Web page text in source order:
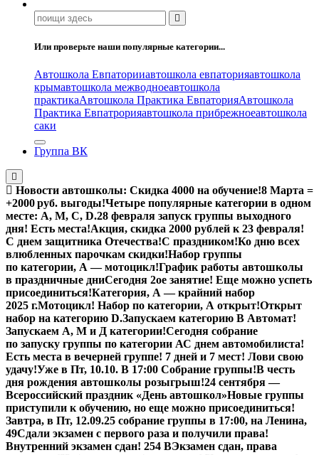
Поиск:
Или проверьте наши популярные категории...
Автошкола Евпаторииавтошкола евпаторияавтошкола
крымавтошкола межводноеавтошкола
практикаАвтошкола Практика ЕвпаторияАвтошкола
Практика Евпатрорияавтошкола прибрежноеавтошкола
саки
Группа ВК
Новости автошколы: Скидка 4000 на обучение!8 Марта =
+2000 руб. выгоды!Четыре популярные категории в одном
месте: А, М, С, D.28 февраля запуск группы выходного
дня! Есть места!Акция, скидка 2000 рублей к 23 февраля!
С днем защитника Отечества!С праздником!Ко дню всех
влюбленных парочкам скидки!Набор группы
по категории, А — мотоцикл!График работы автошколы
в праздничные дниСегодня 2ое занятие! Еще можно успеть
присоединиться!Категория, А — крайний набор
2025 г.Мотоцикл! Набор по категории, А открыт!Открыт
набор на категорию D.Запускаем категорию В Автомат!
Запускаем А, М и Д категории!Сегодня собрание
по запуску группы по категории АС днем автомобилиста!
Есть места в вечерней группе! 7 дней и 7 мест! Лови свою
удачу!Уже в Пт, 10.10. В 17:00 Собрание группы!В честь
дня рождения автошколы розыгрыш!24 сентября —
Всероссийский праздник «День автошкол»Новые группы
приступили к обучению, но еще можно присоединиться!
Завтра, в Пт, 12.09.25 собрание группы в 17:00, на Ленина,
49Сдали экзамен с первого раза и получили права!
Внутренний экзамен сдан! 254 ВЭкзамен сдан, права